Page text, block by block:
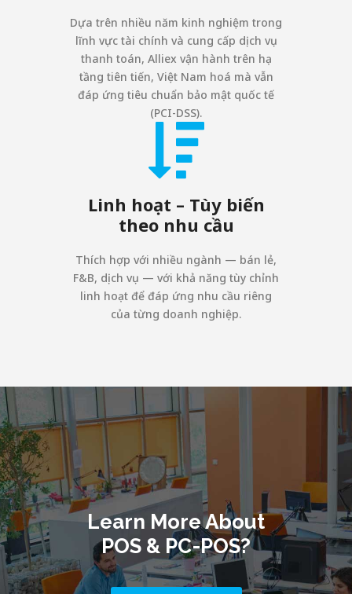
Dựa trên nhiều năm kinh nghiệm trong
lĩnh vực tài chính và cung cấp dịch vụ
thanh toán, Alliex vận hành trên hạ
tầng tiên tiến, Việt Nam hoá mà vẫn
đáp ứng tiêu chuẩn bảo mật quốc tế
(PCI-DSS).
Linh hoạt – Tùy biến
theo nhu cầu
Thích hợp với nhiều ngành — bán lẻ,
F&B, dịch vụ — với khả năng tùy chỉnh
linh hoạt để đáp ứng nhu cầu riêng
của từng doanh nghiệp.
Learn More About
POS & PC-POS?